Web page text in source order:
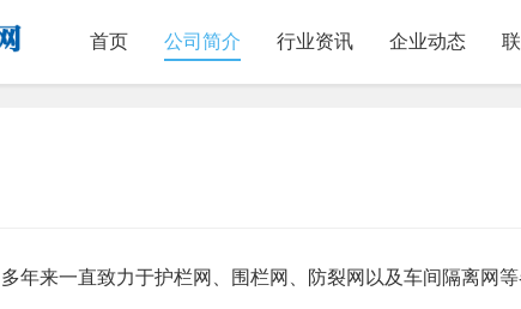
首页 公司简介 行业资讯 企业动态
年来一直致力于护栏网、围栏网、防裂网以及车间隔离网